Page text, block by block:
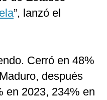
”, lanzó el
Cerró en 48%
después
en 2023, 234% en